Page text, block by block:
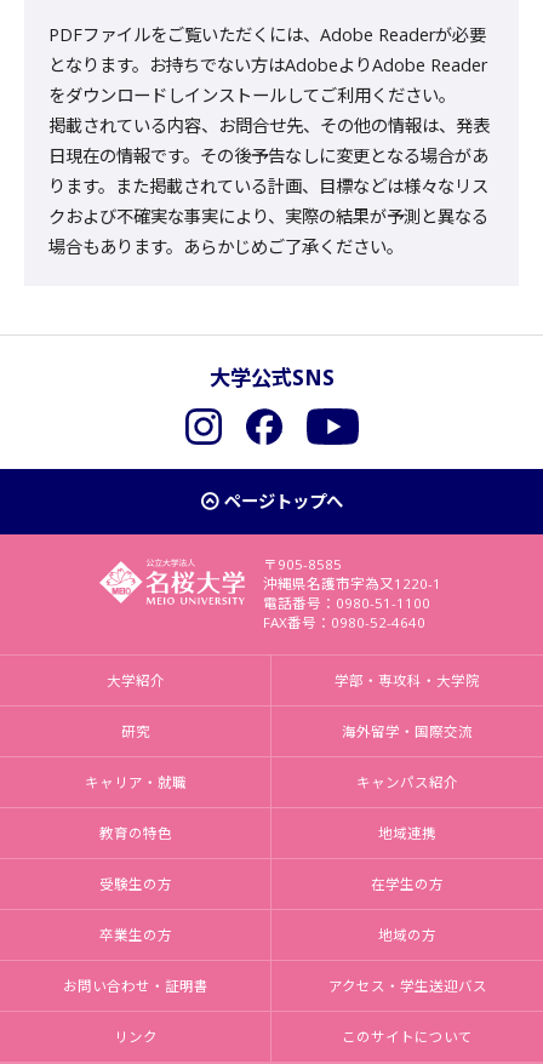
PDFファイルをご覧いただくには、Adobe Readerが必要
となります。お持ちでない方はAdobeよりAdobe Reader
をダウンロードしインストールしてご利用ください。
掲載されている内容、お問合せ先、その他の情報は、発表
日現在の情報です。その後予告なしに変更となる場合があ
ります。また掲載されている計画、目標などは様々なリス
クおよび不確実な事実により、実際の結果が予測と異なる
場合もあります。あらかじめご了承ください。
大学公式SNS
InstagramFacebookYouTube
ページトップへ
〒905-8585
沖縄県名護市字為又1220-1
電話番号：0980-51-1100
FAX番号：0980-52-4640
大学紹介 学部・専攻科・大学院
研究 海外留学・国際交流
キャリア・就職 キャンパス紹介
教育の特色 地域連携
受験生の方 在学生の方
卒業生の方 地域の方
お問い合わせ・証明書 アクセス・学生送迎バス
リンク このサイトについて